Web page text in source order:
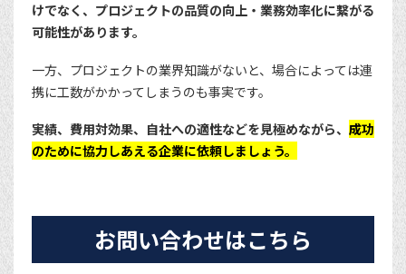
けでなく、プロジェクトの品質の向上・業務効率化に繋がる
可能性があります。
一方、プロジェクトの業界知識がないと、場合によっては連
携に工数がかかってしまうのも事実です。
実績、費用対効果、自社への適性などを見極めながら、 成功
のために協力しあえる企業に依頼しましょう。
お問い合わせはこちら